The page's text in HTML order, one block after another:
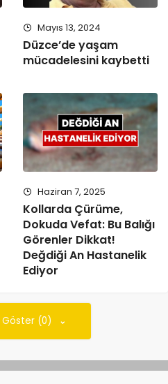
Mayıs 13, 2024
Düzce’de yaşam
mücadelesini kaybetti
Haziran 7, 2025
Kollarda Çürüme,
Dokuda Vefat: Bu Balığı
Görenler Dikkat!
Değdiği An Hastanelik
Ediyor
Göster (0)